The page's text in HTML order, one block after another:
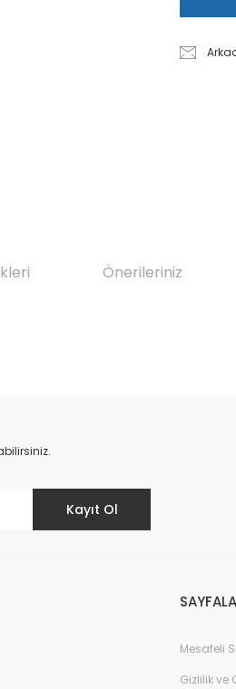
Önerileriniz
Kayıt Ol
Mesafeli
Gizlilik ve